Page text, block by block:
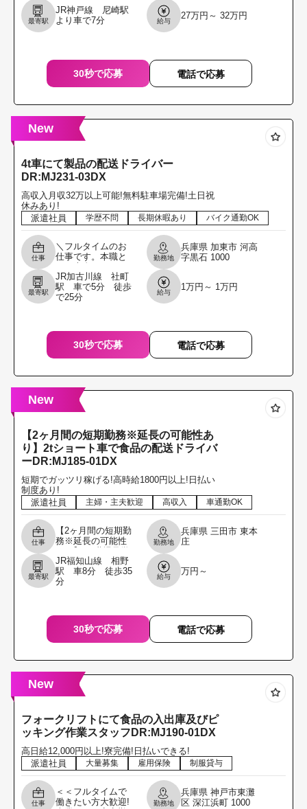
行うルートドライ
バーのお仕事で
す。 配送する商品
最寄駅
JR神戸線 尼崎駅
より車で7分
給与
27万円～ 32万円
30秒で応募 電話で応募
New
4t車にて製品の配送ドライバー
DR:MJ231-03DX
高収入月収32万以上可能!無料駐車場完備!土日祝
休みあり!
派遣社員
学歴不問 長期休暇あり バイク通勤OK
仕事
＼フルタイムのお
仕事です。本職と
る方を募集しま
す。／ 4t車にて製
品の配送ドライバ
勤務地
兵庫県 加東市 河高
字黒石 1000
最寄駅
JR加古川線 社町
駅 車で5分 徒歩
で25分
給与
1万円～ 1万円
30秒で応募 電話で応募
New
【2ヶ月間の短期勤務※延長の可能性あ
り】2tショート車で食品の配送ドライバ
ーDR:MJ185-01DX
短期でガッツリ稼げる!高時給1800円以上!日払い
制度あり!
派遣社員
主婦・主夫歓迎 高収入 車通勤OK
仕事
【2ヶ月間の短期勤
務※延長の可能性
からでもOKです!
履歴書不要!／ 2tシ
ョート車で食品の
勤務地
兵庫県 三田市 東本
庄
最寄駅
JR福知山線 相野
駅 車8分 徒歩35
分
給与
万円～
30秒で応募 電話で応募
New
フォークリフトにて食品の入出庫及びピ
ッキング作業スタッフDR:MJ190-01DX
高日給12,000円以上!寮完備!日払いできる!
派遣社員
大量募集 雇用保険 制服貸与
仕事
＜＜フルタイムで
働きたい方大歓迎!
勤務地
兵庫県 神戸市東灘
区 深江浜町 1000